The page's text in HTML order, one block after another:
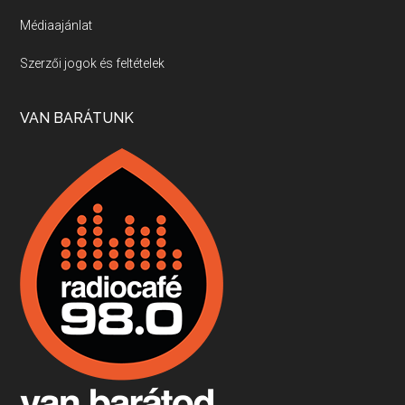
Villány, kékfrankos, Jackfall
Apr 17, 2026 • 00:35:38
Boston, teadélután, bab és homár
Apr 9, 2026 • 00:37:17
Fermentáljunk, a testünk meghálálja!
Apr 3, 2026 • 00:36:07
Médiaajánlat
Szerzői jogok és feltételek
VAN BARÁTUNK